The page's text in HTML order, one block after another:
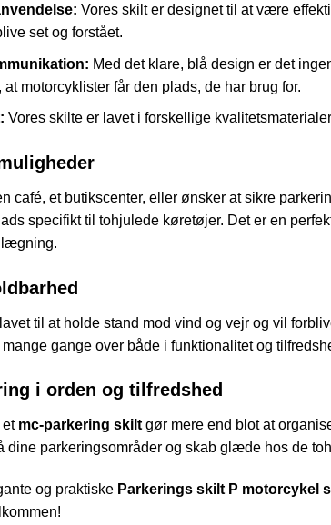
Vores skilt er designet til at være
set og forstået.
Med det klare, blå design er det
at motorcyklister får den plads, de har brug for.
Vores skilte er lavet i forskellige
café, et butikscenter, eller ønsker at sikre
specifikt til tohjulede køretøjer. Det er en
til at holde stand mod vind og vejr og vil
gange over både i funktionalitet og
i orden og tilfredshed
et mc-parkering skiltgør mere end blot at
dine parkeringsområder og skab glæde hos de
og praktiske Parkerings skilt P motorcykel